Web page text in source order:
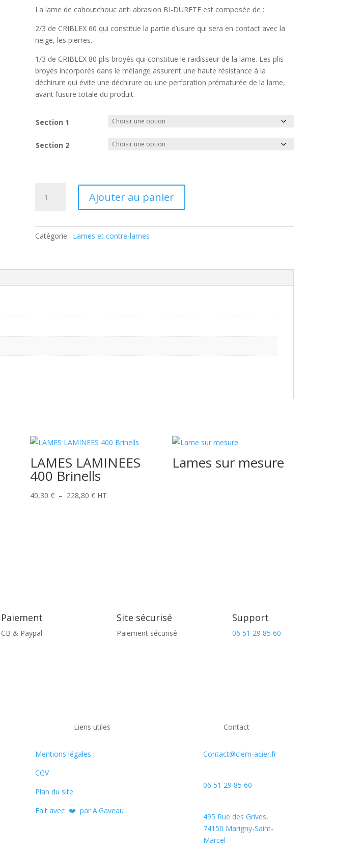
La lame de cahoutchouc anti abrasion BI-DURETE est composée de :
2/3 de CRIBLEX 60 qui constitue la partie d’usure qui sera en contact avec la
neige, les pierres.
1/3 de CRIBLEX 80 plis broyés qui constitue le raidisseur de la lame. Les plis
broyés incorporés dans le mélange assurent une haute résistance à la
déchirure qui évite une déchirure ou une perforation prématurée de la lame,
avant l’usure totale du produit.
Section 1
Section 2
neige
Ajouter au panier
Catégorie : Lames et contre-lames
LAMES LAMINEES
400 Brinells
40,30€ – 228,80€Plage
HT
Lames sur mesure
Paiement
CB & Paypal
Site sécurisé
Paiement sécurisé
Support
06 51 29 85 60
Liens utiles
Mentions légales
CGV
Plan du site
Fait avec ❤️ par A.Gaveau
Contact
Contact@clem-acier.fr
06 51 29 85 60
495 Rue des Grives,
74150 Marigny-Saint-
Marcel